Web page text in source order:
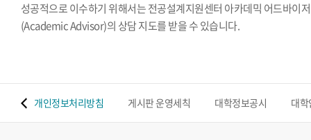
성공적으로 이수하기 위해서는 전공설계지원센터 아카데믹 어드바이저
(Academic Advisor)의 상담 지도를 받을 수 있습니다.
개인정보처리방침 게시판 운영세칙 대학정보공시 대